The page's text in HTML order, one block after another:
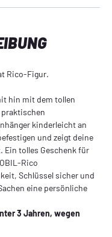
Rico-Figur.
hin mit dem tollen
praktischen
kinderleicht an
und zeigt deine
Ein tolles Geschenk für
Rico
Schlüssel sicher und
eine persönliche
3 Jahren, wegen